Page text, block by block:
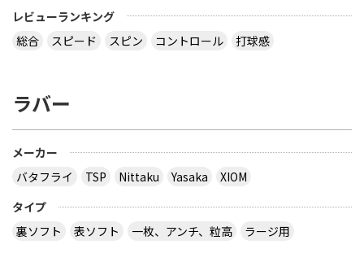
レビューランキング
総合
スピード スピン コントロール 打球感
ラバー
メーカー
バタフライ
TSP Nittaku Yasaka
XIOM
タイプ
裏ソフト
表ソフト 一枚、アンチ、粒高 ラージ用